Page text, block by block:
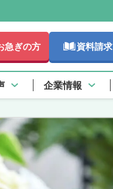
急ぎの方 資料請求
企業情報